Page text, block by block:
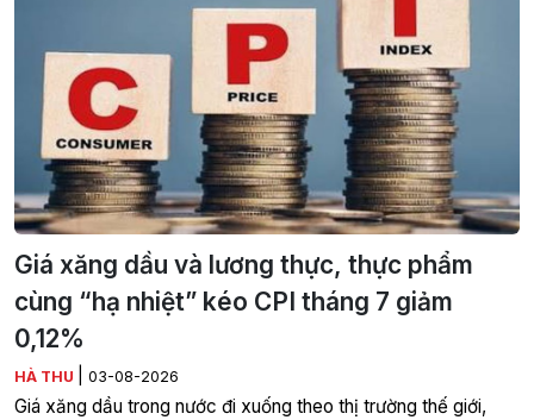
Giá xăng dầu và lương thực, thực phẩm
cùng “hạ nhiệt” kéo CPI tháng 7 giảm
0,12%
HÀ THU 03-08-2026
Giá xăng dầu trong nước đi xuống theo thị trường thế giới,